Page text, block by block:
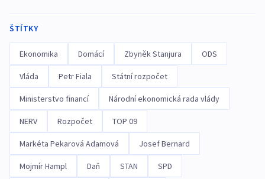
ŠTÍTKY
Ekonomika Domácí Zbyněk Stanjura ODS
Vláda Petr Fiala Státní rozpočet
Ministerstvo financí Národní ekonomická rada vlády
NERV Rozpočet TOP 09
Markéta Pekarová Adamová Josef Bernard
Mojmír Hampl Daň STAN SPD